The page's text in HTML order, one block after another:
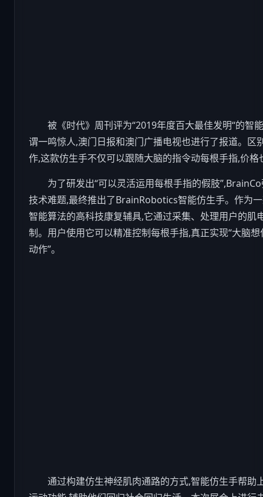
被《时代》周刊评为“2019年度百大最佳发明“的智
谓一鸣惊人,澳门日报和澳门广播电视也进行了报道。区
作,这款仿生手不仅可以跟随大脑的指令动每根手指,价
为了研发出“可以灵活运用每根手指的假肢
技术难题,最终推出了BrainRobotics智能仿生手。作为
智能算法的高科技康复辅具,它通过采集、处理用户的肌
制。用户使用它可以精准控制每根手指,真正实现“大脑
动作”。
通过构建仿生神经肌肉通路的方式,智能仿生手帮助